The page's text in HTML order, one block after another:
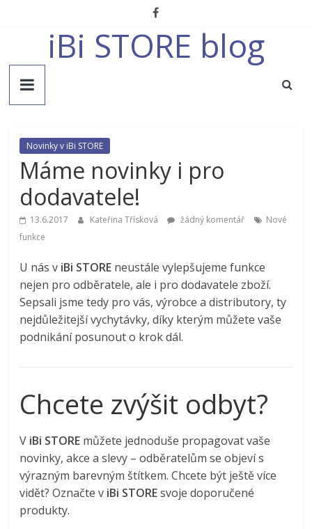
iBi STORE blog
Novinky v iBi STORE
Máme novinky i pro
dodavatele!
13.6.2017 Kateřina Třísková žádný komentář
Nové
funkce
U nás v iBi STORE neustále vylepšujeme funkce
nejen pro odběratele, ale i pro dodavatele zboží.
Sepsali jsme tedy pro vás, výrobce a distributory, ty
nejdůležitejší vychytávky, díky kterým můžete vaše
podnikání posunout o krok dál.
Chcete zvýšit odbyt?
V iBi STORE můžete jednoduše propagovat vaše
novinky, akce a slevy – odběratelům se objeví s
výrazným barevným štítkem. Chcete být ještě více
vidět? Označte v iBi STOREsvoje doporučené
produkty.